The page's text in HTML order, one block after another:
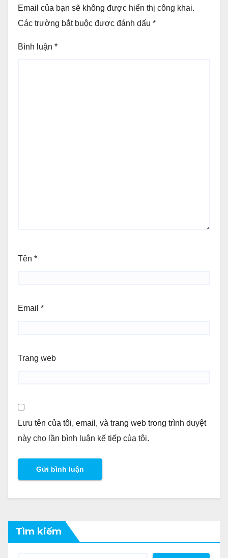
Email của bạn sẽ không được hiển thị công khai.
Các trường bắt buộc được đánh dấu *
Bình luận *
Tên *
Email *
Trang web
Lưu tên của tôi, email, và trang web trong trình duyệt
này cho lần bình luận kế tiếp của tôi.
Tìm kiếm